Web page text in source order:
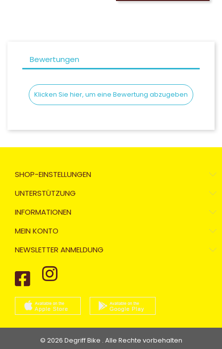
Bewertungen
Klicken Sie hier, um eine Bewertung abzugeben
SHOP-EINSTELLUNGEN
UNTERSTÜTZUNG
INFORMATIONEN
MEIN KONTO
NEWSLETTER ANMELDUNG
© 2026 Degriff Bike . Alle Rechte vorbehalten